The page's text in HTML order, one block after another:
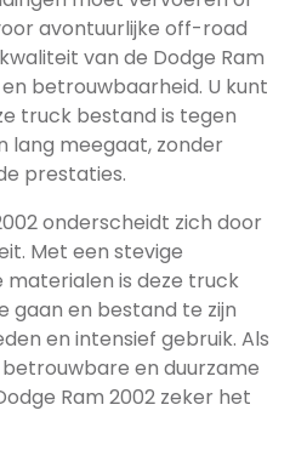
avontuurlijke off-road
van de Dodge Ram
betrouwbaarheid. U kunt
truck bestand is tegen
lang meegaat, zonder
prestaties.
onderscheidt zich door
Met een stevige
materialen is deze truck
gaan en bestand te zijn
en intensief gebruik. Als
en duurzame
Ram 2002 zeker het